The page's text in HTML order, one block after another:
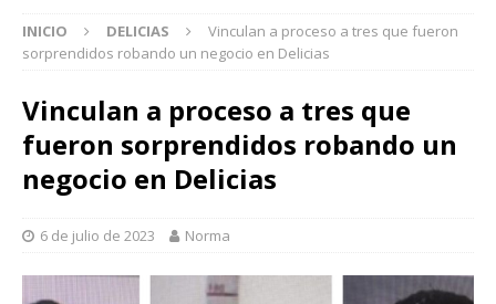
INICIO DELICIAS
Vinculan a proceso a tres que fueron
sorprendidos robando un negocio en Delicias
Vinculan a proceso a tres que
fueron sorprendidos robando un
negocio en Delicias
6 de julio de 2023 Norma